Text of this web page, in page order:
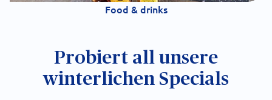
Food & drinks
Probiert all unsere
winterlichen Specials